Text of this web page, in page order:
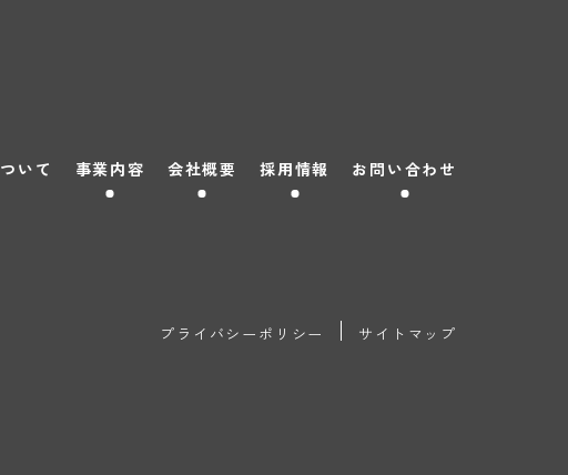
ついて 事業内容 会社概要 採用情報 お問い合わせ
プライバシーポリシー サイトマップ